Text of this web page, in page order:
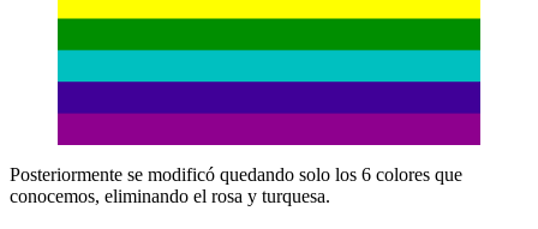
Posteriormente se modificó quedando solo los 6 colores que
conocemos, eliminando el rosa y turquesa.